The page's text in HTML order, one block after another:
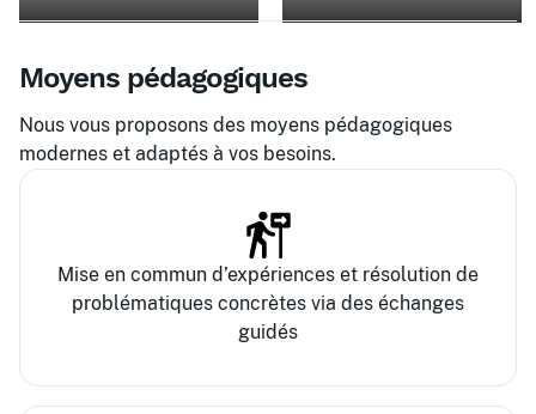
Moyens pédagogiques
Nous vous proposons des moyens pédagogiques
modernes et adaptés à vos besoins.
Mise en commun d’expériences et résolution de
problématiques concrètes via des échanges
guidés